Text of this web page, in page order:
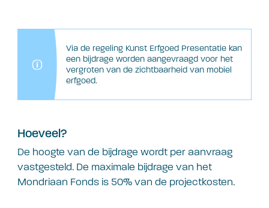
Via de regeling Kunst Erfgoed Presentatie kan
een bijdrage worden aangevraagd voor het
vergroten van de zichtbaarheid van mobiel
erfgoed.
Hoeveel?
De hoogte van de bijdrage wordt per aanvraag
vastgesteld. De maximale bijdrage van het
Mondriaan Fonds is 50% van de projectkosten.